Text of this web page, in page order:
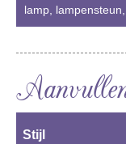
lamp lampensteun
Stijl